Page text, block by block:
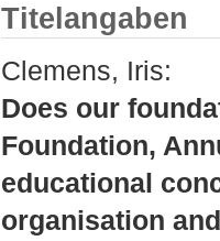
Titelangaben
Clemens, Iris:
Does our
Foundation,
educational
organisation